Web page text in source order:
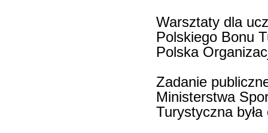
Warsztaty dla
Polskiego Bonu
Polska
Zadanie
Ministerstwa
Turystyczna